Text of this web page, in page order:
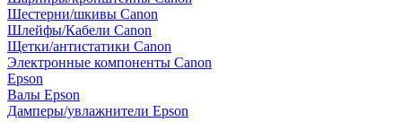
Шестерни/шкивы Canon
Шлейфы/Кабели Canon
Щетки/антистатики Canon
Электронные компоненты Canon
Epson
Валы Epson
Дамперы/увлажнители Epson